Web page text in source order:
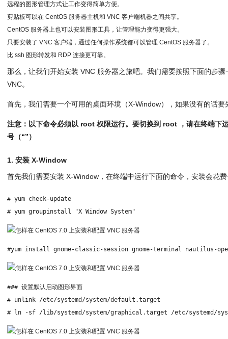
远程的图形管理方式让工作变得简单方便。
剪贴板可以在 CentOS 服务器主机和 VNC 客户端机器之间共享。
CentOS 服务器上也可以安装图形工具，让管理能力变得更强大。
只要安装了 VNC 客户端，通过任何操作系统都可以管理 CentOS 服务器了。
比 ssh 图形转发和 RDP 连接更可靠。
那么，让我们开始安装 VNC 服务器之旅吧。我们需要按照下面的步
VNC。
首先，我们需要一个可用的桌面环境（X-Window），如果没有的话要
注意：以下命令必须以 root 权限运行。要切换到 root ，请在终端下
号（“”）
1. 安装 X-Window
首先我们需要安装 X-Window，在终端中运行下面的命令，安装会花
# yum check-update
# yum groupinstall "X Window System"
#yum install gnome-classic-session gnome-terminal nautilus-
### 设置默认启动图形界面
# unlink /etc/systemd/system/default.target
# ln -sf /lib/systemd/system/graphical.target /etc/systemd/